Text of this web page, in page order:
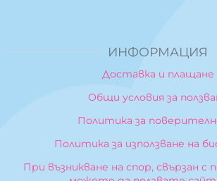
ИНФОРМАЦИЯ
Доставка и плащане
Общи условия за
Политика за
Политика за използване на
При възникване на спор, свързан с